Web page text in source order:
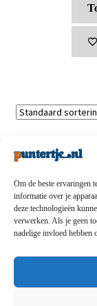
Om de beste ervaringen
informatie over je
deze technologieën
verwerken. Als je geen
nadelige invloed hebben
Privacybeleid-
voorwaarden-